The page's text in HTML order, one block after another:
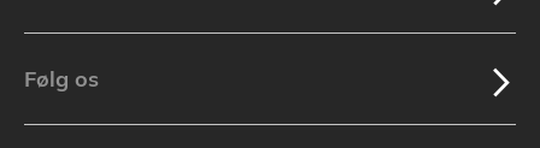
Følg os